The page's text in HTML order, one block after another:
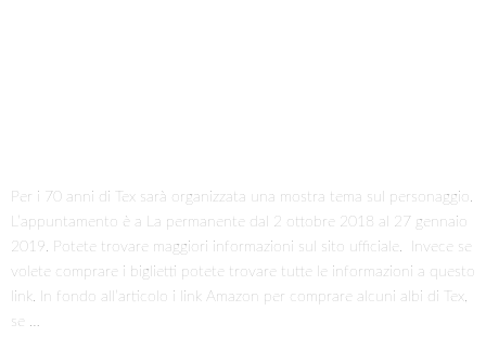
Per i 70 anni di Tex sarà organizzata una mostra tema sul personaggio.
L’appuntamento è a La permanente dal 2 ottobre 2018 al 27 gennaio
2019. Potete trovare maggiori informazioni sul sito ufficiale. Invece se
volete comprare i biglietti potete trovare tutte le informazioni a questo
link. In fondo all’articolo i link Amazon per comprare alcuni albi di Tex,
se …